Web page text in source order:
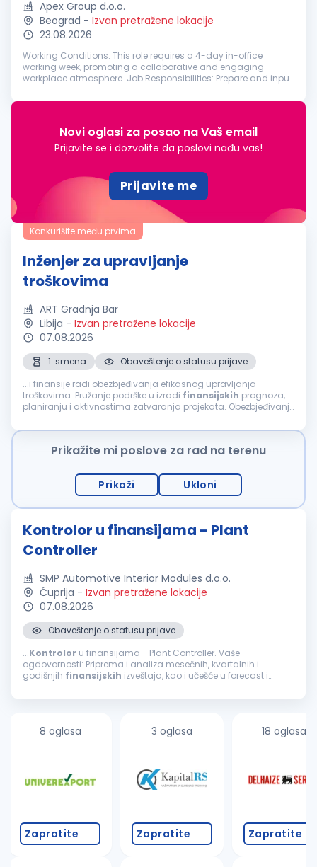
Apex Group d.o.o.
Beograd - Izvan pretražene lokacije
23.08.2026
Working Conditions: This role requires a 4-day in-office
working week, promoting a collaborative and engaging
workplace atmosphere. Job Responsibilities: Prepare and input
including footnotes...
Novi oglasi za posao na Vaš email
Prijavite se i dozvolite da poslovi nađu vas!
Prijavite me
Konkurišite među prvima
Inženjer za upravljanje
troškovima
ART Gradnja Bar
Libija - Izvan pretražene lokacije
07.08.2026
1. smena
Obaveštenje o statusu prijave
...i finansije radi obezbjeđivanja efikasnog upravljanja
troškovima. Pružanje podrške u izradi finansijskih prognoza,
planiranju i aktivnostima zatvaranja projekata. Obezbjeđivanje
obavezama i standardima kontrole...
Prikažite mi poslove za rad na terenu
Prikaži Ukloni
Kontrolor u finansijama - Plant
Controller
SMP Automotive Interior Modules d.o.o.
Ćuprija - Izvan pretražene lokacije
07.08.2026
Obaveštenje o statusu prijave
...Kontrolor u finansijama - Plant Controller. Vaše
ogdovornosti: Priprema i analiza mesečnih, kvartalnih i
godišnjih finansijskih izveštaja, kao i učešće u forecast i
ostvarenih u odnosu...
8 oglasa
Zapratite
3 oglasa
Zapratite
18 oglasa
Zapratite